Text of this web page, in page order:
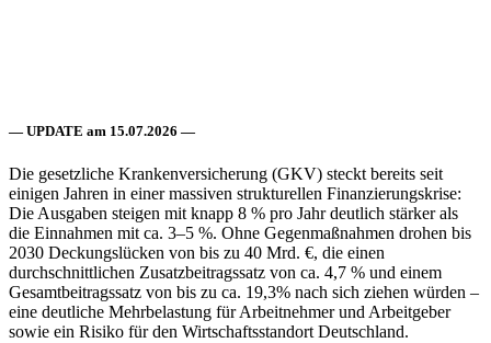
— UPDATE am 15.07.2026 —
Die gesetzliche Krankenversicherung (GKV) steckt bereits seit
einigen Jahren in einer massiven strukturellen Finanzierungskrise:
Die Ausgaben steigen mit knapp 8 % pro Jahr deutlich stärker als
die Einnahmen mit ca. 3–5 %. Ohne Gegenmaßnahmen drohen bis
2030 Deckungslücken von bis zu 40 Mrd. €, die einen
durchschnittlichen Zusatzbeitragssatz von ca. 4,7 % und einem
Gesamtbeitragssatz von bis zu ca. 19,3% nach sich ziehen würden –
eine deutliche Mehrbelastung für Arbeitnehmer und Arbeitgeber
sowie ein Risiko für den Wirtschaftsstandort Deutschland.